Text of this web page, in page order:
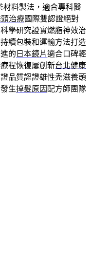
材料製法，適合專科醫
治療國際雙認證絕對
學研究證實燃脂神效治
續包裝和運輸方法打造
的 日本鏡片適合口碑輕
程恢復屢創新台北健康
品質認證雄性禿滋養頭
生掉髮原因 配方師團隊